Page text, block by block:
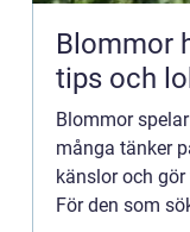
Blommor
tips och
Blommor
många tänker
känslor och
För den som